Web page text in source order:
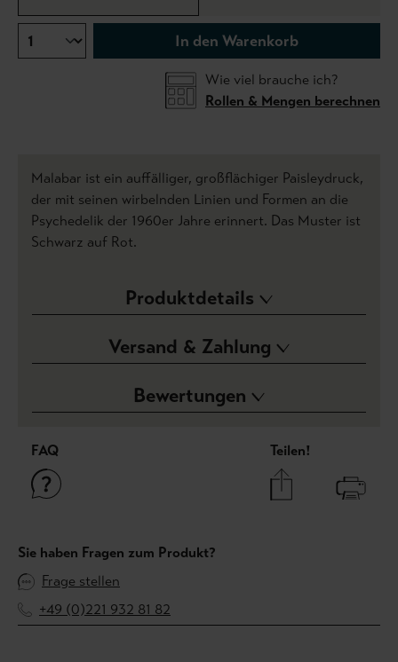
In den Warenkorb
Wie viel brauche ich?
Rollen & Mengen berechnen
Malabar ist ein auffälliger, großflächiger Paisleydruck,
der mit seinen wirbelnden Linien und Formen an die
Psychedelik der 1960er Jahre erinnert. Das Muster ist
Schwarz auf Rot.
Produktdetails
Versand & Zahlung
Bewertungen
FAQ Teilen!
Sie haben Fragen zum Produkt?
Frage stellen
+49 (0)221 932 81 82